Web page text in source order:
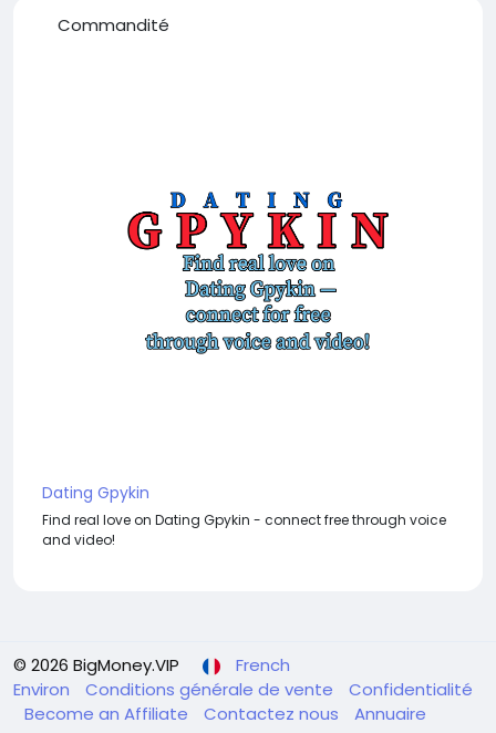
Commandité
Dating Gpykin
Find real love on Dating Gpykin - connect free through voice
and video!
© 2026 BigMoney.VIP
French
Environ
Conditions générale de vente
Confidentialité
Become an Affiliate
Contactez nous Annuaire